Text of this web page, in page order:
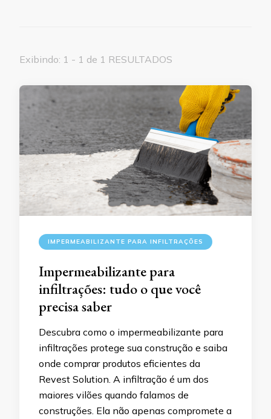
Exibindo: 1 - 1 de 1 RESULTADOS
IMPERMEABILIZANTE PARA INFILTRAÇÕES
Impermeabilizante para
infiltrações: tudo o que você
precisa saber
Descubra como o impermeabilizante para
infiltrações protege sua construção e saiba
onde comprar produtos eficientes da
Revest Solution. A infiltração é um dos
maiores vilões quando falamos de
construções. Ela não apenas compromete a